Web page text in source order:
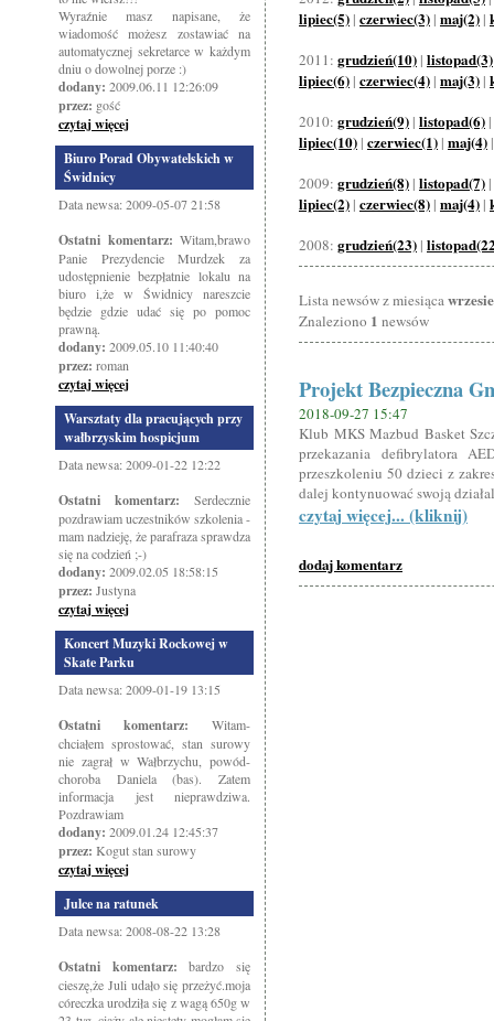
Wyraźnie masz napisane, że
wiadomość możesz zostawiać na
automatycznej sekretarce w każdym
dniu o dowolnej porze :)
dodany: 2009.06.11 12:26:09
przez: gość
czytaj więcej
Biuro Porad Obywatelskich w
Świdnicy
Data newsa: 2009-05-07 21:58
Ostatni komentarz: Witam,brawo
Panie Prezydencie Murdzek za
udostępnienie bezpłatnie lokalu na
biuro i,że w Świdnicy nareszcie
będzie gdzie udać się po pomoc
prawną.
dodany: 2009.05.10 11:40:40
przez: roman
czytaj więcej
Warsztaty dla pracujących przy
wałbrzyskim hospicjum
Data newsa: 2009-01-22 12:22
Ostatni komentarz: Serdecznie
pozdrawiam uczestników szkolenia -
mam nadzieję, że parafraza sprawdza
się na codzień ;-)
dodany: 2009.02.05 18:58:15
przez: Justyna
czytaj więcej
Koncert Muzyki Rockowej w
Skate Parku
Data newsa: 2009-01-19 13:15
Ostatni komentarz: Witam-
chciałem sprostować, stan surowy
nie zagrał w Wałbrzychu, powód-
choroba Daniela (bas). Zatem
informacja jest nieprawdziwa.
Pozdrawiam
dodany: 2009.01.24 12:45:37
przez: Kogut stan surowy
czytaj więcej
Julce na ratunek
Data newsa: 2008-08-22 13:28
Ostatni komentarz: bardzo się
cieszę,że Juli udało się przeżyć.moja
córeczka urodziła się z wagą 650g w
lipiec(5) | czerwiec(3) | maj(2) |
2011: grudzień(10) | listopad(3)
lipiec(6) | czerwiec(4) | maj(3) |
2010: grudzień(9) | listopad(6) |
lipiec(10) | czerwiec(1) | maj(4)
2009: grudzień(8) | listopad(7) |
lipiec(2) | czerwiec(8) | maj(4) |
2008: grudzień(23) |
Lista newsów z miesiąca
Znaleziono 1 newsów
Projekt Bezpieczna
2018-09-27 15:47
Klub MKS Mazbud Basket
przekazania defibrylatora
przeszkoleniu 50 dzieci z
dalej kontynuować swoją
czytaj więcej... (kliknij)
dodaj komentarz